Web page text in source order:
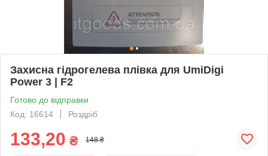
Захисна гідрогелева плівка для UmiDigi
Power 3 | F2
Готово до відправки
Код: 16614
Роздріб
133,20 ₴ 148 ₴